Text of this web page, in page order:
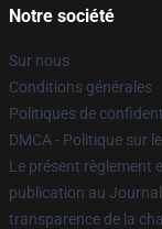
Notre société
Sur nous
Conditions générales
Politiques de
DMCA - Politique sur
Le présent règlement
publication au
transparence de la